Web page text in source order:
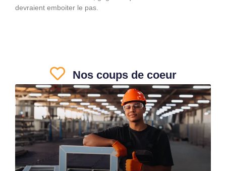
devraient emboiter le pas.
Nos coups de coeur